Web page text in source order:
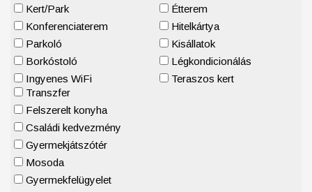
Kert/Park
Konferenciaterem
Parkoló
Borkóstoló
Ingyenes WiFi
Étterem
Hitelkártya
Kisállatok
Légkondicionálás
Teraszos kert
Transzfer
Felszerelt konyha
Családi kedvezmény
Gyermekjátszótér
Mosoda
Gyermekfelügyelet